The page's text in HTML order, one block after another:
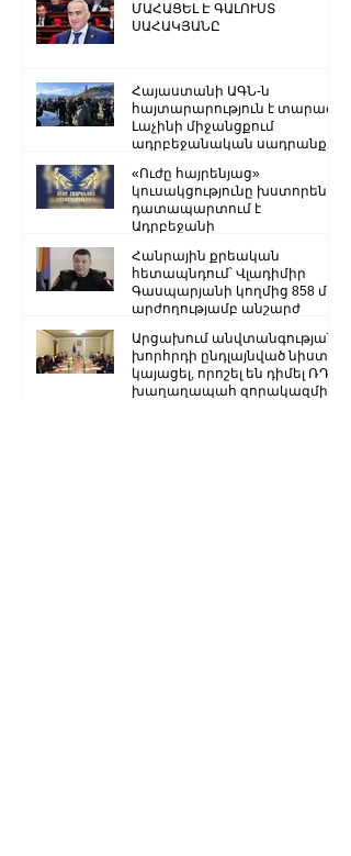
ՄԱՀԱՑԵԼ Է ԳԱԼՈՒՍՏ
ՍԱՀԱԿՅԱՆԸ
Հայաստանի ԱԳՆ-ն
հայտարարություն է տարածել
Լաչինի միջանցքում
ադրբեջանական սադրանքի
«Ուժը հայրենյաց»
կուսակցությունը խստորեն
դատապարտում է
Ադրբեջանի
ղեկավարության.
Հանրային քրեական
հետապնդում՝ Վլադիմիր
Գասպարյանի կողմից 858 մլն
արժողությամբ անշարժ
Արցախում անվտանգության
խորհրդի ընդլայնված նիստ է
կայացել, որոշել են դիմել ՌԴ
խաղաղապահ զորակազմի ...